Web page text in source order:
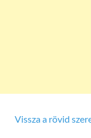
Vissza a rövid